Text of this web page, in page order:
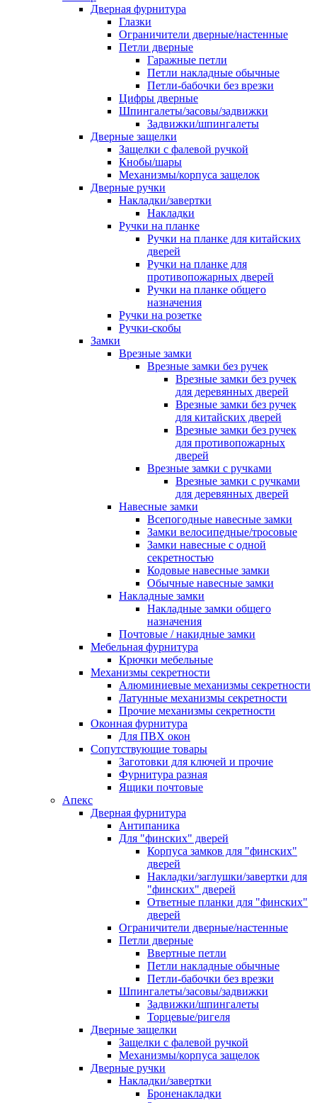
Дверная фурнитура
Глазки
Ограничители дверные/настенные
Петли дверные
Гаражные петли
Петли накладные обычные
Петли-бабочки без врезки
Цифры дверные
Шпингалеты/засовы/задвижки
Задвижки/шпингалеты
Дверные защелки
Защелки с фалевой ручкой
Кнобы/шары
Механизмы/корпуса защелок
Дверные ручки
Накладки/завертки
Накладки
Ручки на планке
Ручки на планке для китайских
дверей
Ручки на планке для
противопожарных дверей
Ручки на планке общего
назначения
Ручки на розетке
Ручки-скобы
Замки
Врезные замки
Врезные замки без ручек
Врезные замки без ручек
для деревянных дверей
Врезные замки без ручек
для китайских дверей
Врезные замки без ручек
для противопожарных
дверей
Врезные замки с ручками
Врезные замки с ручками
для деревянных дверей
Навесные замки
Всепогодные навесные замки
Замки велосипедные/тросовые
Замки навесные с одной
секретностью
Кодовые навесные замки
Обычные навесные замки
Накладные замки
Накладные замки общего
назначения
Почтовые / накидные замки
Мебельная фурнитура
Крючки мебельные
Механизмы секретности
Алюминиевые механизмы секретности
Латунные механизмы секретности
Прочие механизмы секретности
Оконная фурнитура
Для ПВХ окон
Сопутствующие товары
Заготовки для ключей и прочие
Фурнитура разная
Ящики почтовые
Апекс
Дверная фурнитура
Антипаника
Для "финских" дверей
Корпуса замков для "финских"
дверей
Накладки/заглушки/завертки для
"финских" дверей
Ответные планки для "финских"
дверей
Ограничители дверные/настенные
Петли дверные
Ввертные петли
Петли накладные обычные
Петли-бабочки без врезки
Шпингалеты/засовы/задвижки
Задвижки/шпингалеты
Торцевые/ригеля
Дверные защелки
Защелки с фалевой ручкой
Механизмы/корпуса защелок
Дверные ручки
Накладки/завертки
Броненакладки